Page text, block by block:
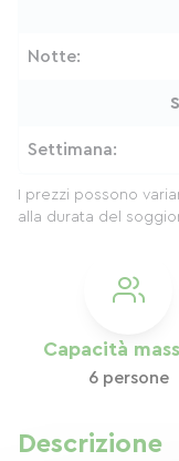
Capacità
6 persone
Descrizione
Notte:
Settimana:
I prezzi possono
alla durata del